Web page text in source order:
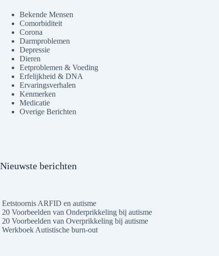
Bekende Mensen
Comorbiditeit
Corona
Darmproblemen
Depressie
Dieren
Eetproblemen & Voeding
Erfelijkheid & DNA
Ervaringsverhalen
Kenmerken
Medicatie
Overige Berichten
Nieuwste berichten
Eetstoornis ARFID en autisme
20 Voorbeelden van Onderprikkeling bij autisme
20 Voorbeelden van Overprikkeling bij autisme
Werkboek Autistische burn-out